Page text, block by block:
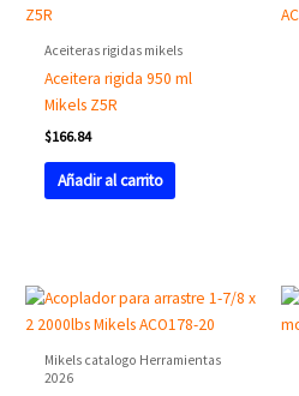
Aceiteras rigidas mikels
Aceitera rigida 950 ml
Mikels Z5R
$166.84
Añadir al carrito
Mikels catalogo Herramientas
2026